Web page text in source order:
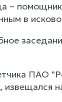
–
в
ПАО
извещался